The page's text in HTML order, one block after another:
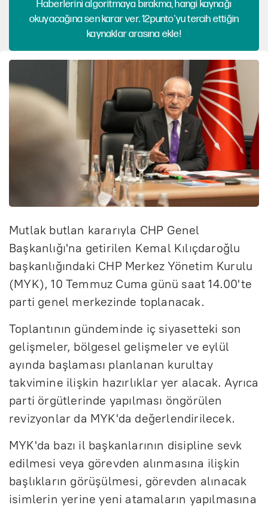
Haberlerini algoritmaya bırakma, hangi kaynağı
okuyacağına sen karar ver. 12punto'yu tercih ettiğin
kaynaklar arasına ekle!
Mutlak butlan kararıyla CHP Genel
Başkanlığı'na getirilen Kemal Kılıçdaroğlu
başkanlığındaki CHP Merkez Yönetim Kurulu
(MYK), 10 Temmuz Cuma günü saat 14.00'te
parti genel merkezinde toplanacak.
Toplantının gündeminde iç siyasetteki son
gelişmeler, bölgesel gelişmeler ve eylül
ayında başlaması planlanan kurultay
takvimine ilişkin hazırlıklar yer alacak. Ayrıca
parti örgütlerinde yapılması öngörülen
revizyonlar da MYK'da değerlendirilecek.
MYK'da bazı il başkanlarının disipline sevk
edilmesi veya görevden alınmasına ilişkin
başlıkların görüşülmesi, görevden alınacak
isimlerin yerine yeni atamaların yapılmasına